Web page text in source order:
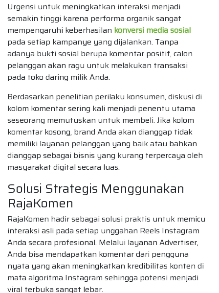
Urgensi untuk meningkatkan interaksi menjadi
semakin tinggi karena performa organik sangat
mempengaruhi keberhasilan konversi media sosial
pada setiap kampanye yang dijalankan. Tanpa
adanya bukti sosial berupa komentar positif, calon
pelanggan akan ragu untuk melakukan transaksi
pada toko daring milik Anda.
Berdasarkan penelitian perilaku konsumen, diskusi di
kolom komentar sering kali menjadi penentu utama
seseorang memutuskan untuk membeli. Jika kolom
komentar kosong, brand Anda akan dianggap tidak
memiliki layanan pelanggan yang baik atau bahkan
dianggap sebagai bisnis yang kurang terpercaya oleh
masyarakat digital secara luas.
Solusi Strategis Menggunakan
RajaKomen
RajaKomen hadir sebagai solusi praktis untuk memicu
interaksi asli pada setiap unggahan Reels Instagram
Anda secara profesional. Melalui layanan Advertiser,
Anda bisa mendapatkan komentar dari pengguna
nyata yang akan meningkatkan kredibilitas konten di
mata algoritma Instagram sehingga potensi menjadi
viral terbuka sangat lebar.